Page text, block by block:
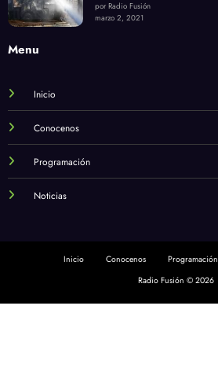
por Radio Fusión
marzo 2, 2021
Menu
Inicio
Conocenos
Programación
Noticias
Inicio Conocenos Programación
Radio Fusión © 2026